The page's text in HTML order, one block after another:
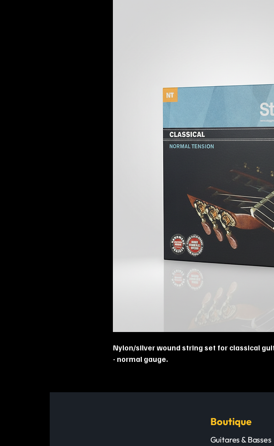
Nylon/silver wound string set for classical
- normal gauge.
Boutique
Guitares & Basses